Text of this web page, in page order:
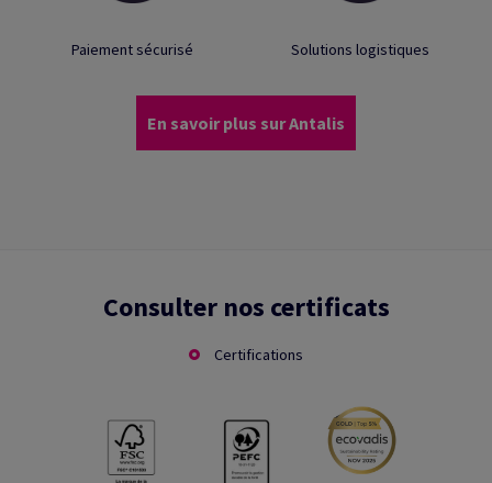
Paiement sécurisé Solutions logistiques
En savoir plus sur Antalis
Consulter nos certificats
Certifications